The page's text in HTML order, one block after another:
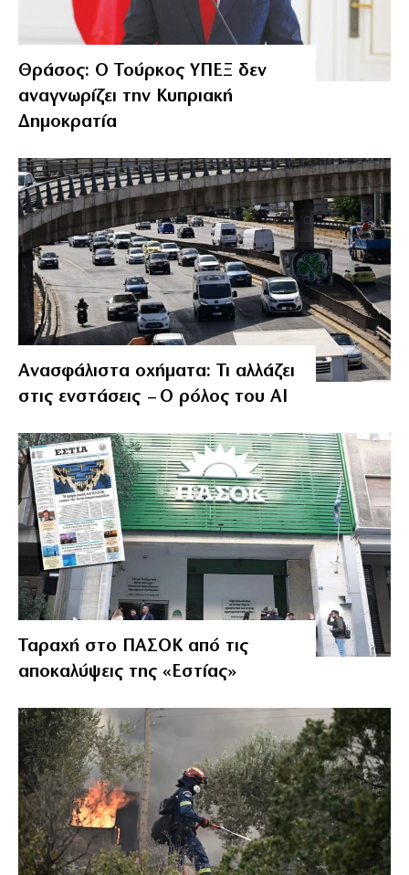
Θράσος: Ο Τούρκος ΥΠΕΞ δεν
αναγνωρίζει την Κυπριακή
Δημοκρατία
Ανασφάλιστα οχήματα: Τι αλλάζει
στις ενστάσεις – Ο ρόλος του AI
Ταραχή στο ΠΑΣΟΚ από τις
αποκαλύψεις της «Εστίας»